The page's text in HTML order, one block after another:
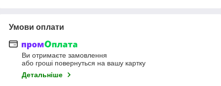
Умови оплати
Ви отримаєте замовлення
або гроші повернуться на вашу картку
Детальніше